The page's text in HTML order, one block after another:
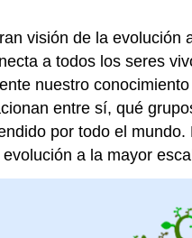
visión de la
a todos los seres
nuestro
entre sí, qué
por todo el
a la mayor